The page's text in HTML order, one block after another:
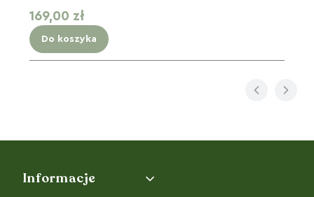
Cena
169,00 zł
Do koszyka
Linki w stopce
Informacje